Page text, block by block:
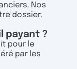
Nos
dossier.
payant ?
pour le
par les